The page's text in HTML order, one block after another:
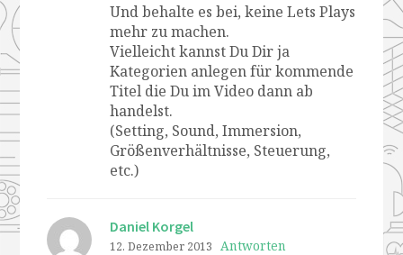
Und behalte es bei, keine Lets Plays
mehr zu machen.
Vielleicht kannst Du Dir ja
Kategorien anlegen für kommende
Titel die Du im Video dann ab
handelst.
(Setting, Sound, Immersion,
Größenverhältnisse, Steuerung,
etc.)
Daniel Korgel
12. Dezember 2013 Antworten